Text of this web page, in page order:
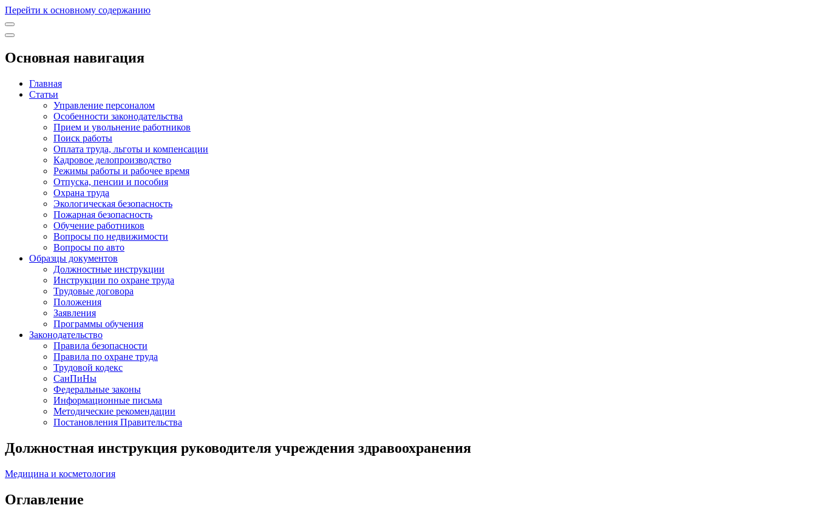
Перейти к основному содержанию
Основная навигация
Главная
Статьи
Управление персоналом
Особенности законодательства
Прием и увольнение работников
Поиск работы
Оплата труда, льготы и компенсации
Кадровое делопроизводство
Режимы работы и рабочее время
Отпуска, пенсии и пособия
Охрана труда
Экологическая безопасность
Пожарная безопасность
Обучение работников
Вопросы по недвижимости
Вопросы по авто
Образцы документов
Должностные инструкции
Инструкции по охране труда
Трудовые договора
Положения
Заявления
Программы обучения
Законодательство
Правила безопасности
Правила по охране труда
Трудовой кодекс
СанПиНы
Федеральные законы
Информационные письма
Методические рекомендации
Постановления Правительства
Должностная инструкция руководителя учреждения здравоохранения
Медицина и косметология
Оглавление